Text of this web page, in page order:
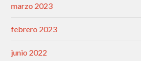
marzo 2023
febrero 2023
junio 2022